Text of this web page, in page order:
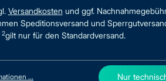
Versandkosten und ggf.
Speditionsversand und
2gilt nur für den Standardversand.
... Nur